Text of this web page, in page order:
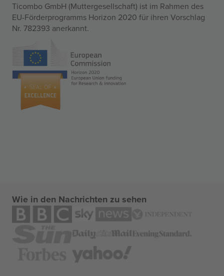
Ticombo GmbH (Muttergesellschaft) ist im Rahmen des
EU-Förderprogramms Horizon 2020 für ihren Vorschlag
Nr. 782393 anerkannt.
Wie in den Nachrichten zu sehen